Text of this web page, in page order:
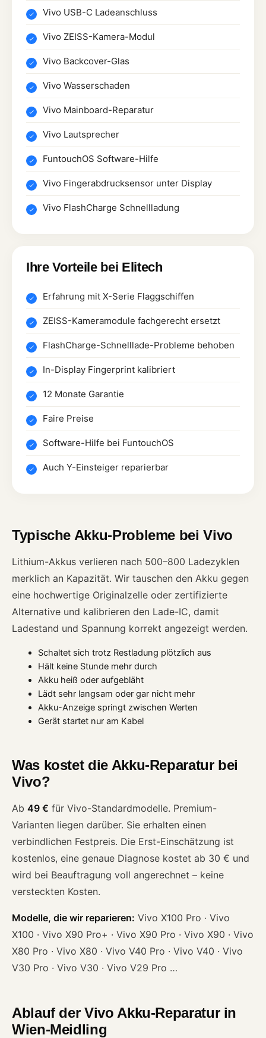
Vivo USB-C Ladeanschluss
Vivo ZEISS-Kamera-Modul
Vivo Backcover-Glas
Vivo Wasserschaden
Vivo Mainboard-Reparatur
Vivo Lautsprecher
FuntouchOS Software-Hilfe
Vivo Fingerabdrucksensor unter Display
Vivo FlashCharge Schnellladung
Ihre Vorteile bei Elitech
Erfahrung mit X-Serie Flaggschiffen
ZEISS-Kameramodule fachgerecht ersetzt
FlashCharge-Schnelllade-Probleme behoben
In-Display Fingerprint kalibriert
12 Monate Garantie
Faire Preise
Software-Hilfe bei FuntouchOS
Auch Y-Einsteiger reparierbar
Typische Akku-Probleme bei Vivo
Lithium-Akkus verlieren nach 500–800 Ladezyklen
merklich an Kapazität. Wir tauschen den Akku gegen
eine hochwertige Originalzelle oder zertifizierte
Alternative und kalibrieren den Lade-IC, damit
Ladestand und Spannung korrekt angezeigt werden.
Schaltet sich trotz Restladung plötzlich aus
Hält keine Stunde mehr durch
Akku heiß oder aufgebläht
Lädt sehr langsam oder gar nicht mehr
Akku-Anzeige springt zwischen Werten
Gerät startet nur am Kabel
Was kostet die Akku-Reparatur bei
Vivo?
Ab 49 € für Vivo-Standardmodelle. Premium-
Varianten liegen darüber. Sie erhalten einen
verbindlichen Festpreis. Die Erst-Einschätzung ist
kostenlos, eine genaue Diagnose kostet ab 30 € und
wird bei Beauftragung voll angerechnet – keine
versteckten Kosten.
Modelle, die wir reparieren: Vivo X100 Pro · Vivo
X100 · Vivo X90 Pro+ · Vivo X90 Pro · Vivo X90 · Vivo
X80 Pro · Vivo X80 · Vivo V40 Pro · Vivo V40 · Vivo
V30 Pro · Vivo V30 · Vivo V29 Pro …
Ablauf der Vivo Akku-Reparatur in
Wien-Meidling